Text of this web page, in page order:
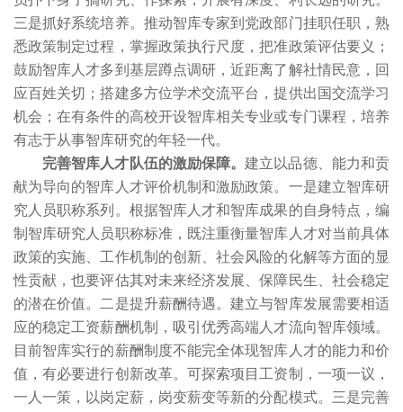
三是抓好系统培养。推动智库专家到党政部门挂职任职，熟
悉政策制定过程，掌握政策执行尺度，把准政策评估要义；
鼓励智库人才多到基层蹲点调研，近距离了解社情民意，回
应百姓关切；搭建多方位学术交流平台，提供出国交流学习
机会；在有条件的高校开设智库相关专业或专门课程，培养
有志于从事智库研究的年轻一代。
完善智库人才队伍的激励保障。建立以品德、能力和贡
献为导向的智库人才评价机制和激励政策。一是建立智库研
究人员职称系列。根据智库人才和智库成果的自身特点，编
制智库研究人员职称标准，既注重衡量智库人才对当前具体
政策的实施、工作机制的创新、社会风险的化解等方面的显
性贡献，也要评估其对未来经济发展、保障民生、社会稳定
的潜在价值。二是提升薪酬待遇。建立与智库发展需要相适
应的稳定工资薪酬机制，吸引优秀高端人才流向智库领域。
目前智库实行的薪酬制度不能完全体现智库人才的能力和价
值，有必要进行创新改革。可探索项目工资制，一项一议，
一人一策，以岗定薪，岗变薪变等新的分配模式。三是完善